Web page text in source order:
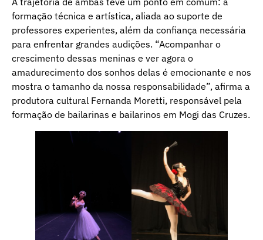
formação técnica e artística, aliada ao suporte de
professores experientes, além da confiança necessária
para enfrentar grandes audições. “Acompanhar o
crescimento dessas meninas e ver agora o
amadurecimento dos sonhos delas é emocionante e nos
mostra o tamanho da nossa responsabilidade”, afirma a
produtora cultural Fernanda Moretti, responsável pela
formação de bailarinas e bailarinos em Mogi das Cruzes.